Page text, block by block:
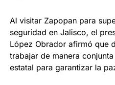
Al visitar Zapopan para
seguridad en Jalisco, el
López Obrador afirmó que
trabajar de manera
estatal para garantizar la